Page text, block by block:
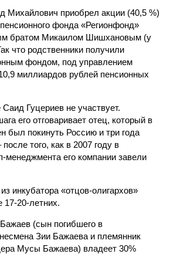
Михайлович приобрел акции (40,5 %)
пенсионного фонда «Регионфонд»
братом Микаилом Шишхановым (у
что родственники получили
фондом, под управлением
миллиардов рублей пенсионных
Гуцериев не участвует.
его отговаривает отец, который в
был покинуть Россию и три года
того, как в 2007 году в
менеджмента его компании завели
инкубатора «отцов-олигархов»
17-20-летних.
(сын погибшего в
Зии Бажаева и племянник
Мусы Бажаева) владеет 30%